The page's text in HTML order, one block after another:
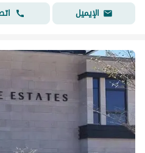
الإيميل